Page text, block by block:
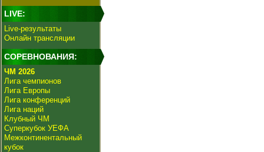
LIVE:
Live-результаты
Онлайн трансляции
СОРЕВНОВАНИЯ:
ЧМ 2026
Лига чемпионов
Лига Европы
Лига конференций
Лига наций
Клубный ЧМ
Суперкубок УЕФА
Межконтинентальный
кубок